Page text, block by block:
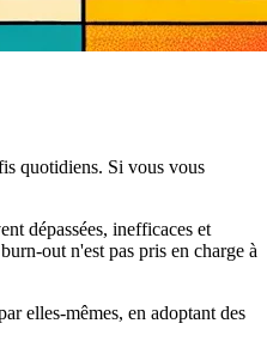
quotidiens. Si vous vous
dépassées, inefficaces et
out n'est pas pris en charge à
elles-mêmes, en adoptant des